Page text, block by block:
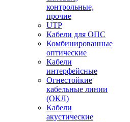
контрольные,
прочие
UTP
Кабели для ОПС
Комбинированные
оптические
Кабели
интерфейсные
Огнестойкие
кабельные линии
(ОКЛ)
Кабели
акустические